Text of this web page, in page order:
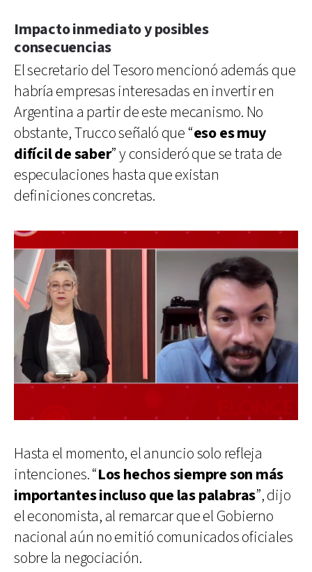
Impacto inmediato y posibles
consecuencias
El secretario del Tesoro mencionó además que
habría empresas interesadas en invertir en
Argentina a partir de este mecanismo. No
obstante, Trucco señaló que “eso es muy
difícil de saber” y consideró que se trata de
especulaciones hasta que existan
definiciones concretas.
Hasta el momento, el anuncio solo refleja
intenciones. “Los hechos siempre son más
importantes incluso que las palabras”, dijo
el economista, al remarcar que el Gobierno
nacional aún no emitió comunicados oficiales
sobre la negociación.